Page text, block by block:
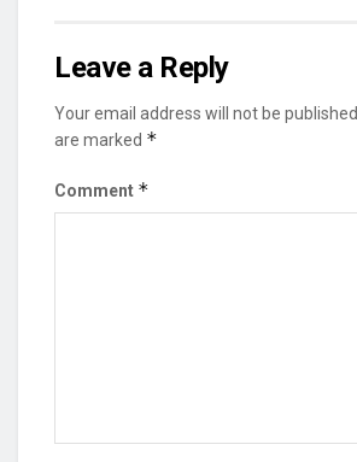
Leave a Reply
Your email address will not be published.
are marked *
Comment *